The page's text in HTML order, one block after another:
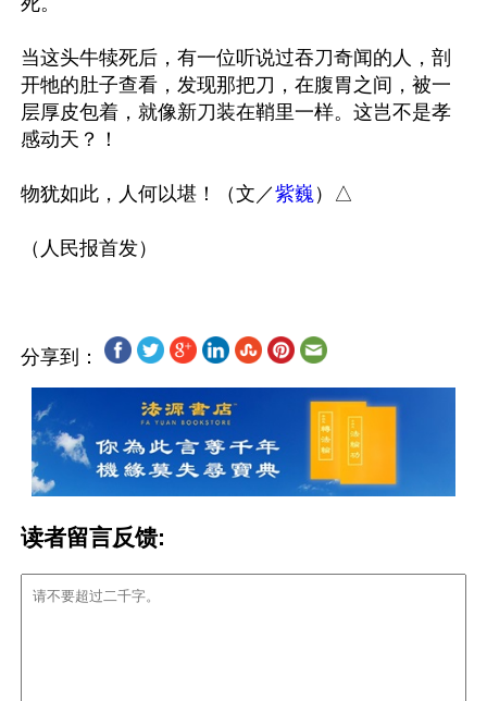
当这头牛犊死后，有一位听说过吞刀奇闻的人，剖
开牠的肚子查看，发现那把刀，在腹胃之间，被一
层厚皮包着，就像新刀装在鞘里一样。这岂不是孝
感动天？！
物犹如此，人何以堪！（文／紫巍）△
分享到：
读者留言反馈: